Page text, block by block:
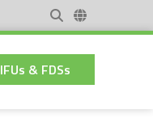
IFUs & FDSs